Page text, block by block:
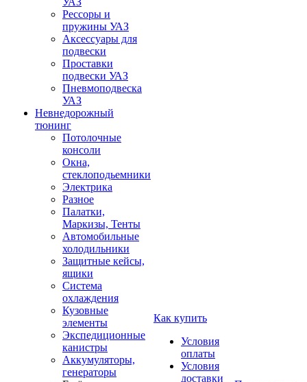
Рессоры и
пружины УАЗ
Аксессуары для
подвески
Проставки
подвески УАЗ
Пневмоподвеска
УАЗ
Невнедорожный
тюнинг
Потолочные
консоли
Окна,
стеклоподьемники
Электрика
Разное
Палатки,
Маркизы, Тенты
Автомобильные
холодильники
Защитные кейсы,
ящики
Система
охлаждения
Кузовные
элементы
Экспедиционные
канистры
Аккумуляторы,
генераторы
Как купить
Условия
оплаты
Условия
доставки